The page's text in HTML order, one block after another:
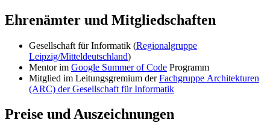
Ehrenämter und Mitgliedschaften
Gesellschaft für Informatik (Regionalgruppe
Leipzig/Mitteldeutschland)
Mentor im Google Summer of Code Programm
Mitglied im Leitungsgremium derFachgruppe Architekturen
(ARC) der Gesellschaft für Informatik
Preise und Auszeichnungen